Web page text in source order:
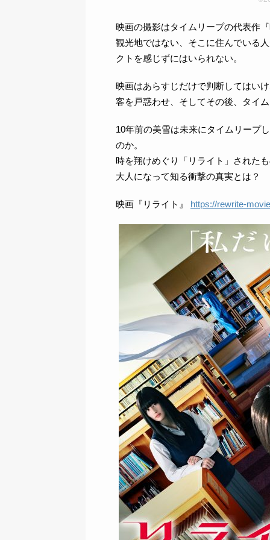
映画の撮影はタイムリープの代表作
観光地ではない、そこに住んでいる
クトを感じずにはいられない。
映画はあらすじだけで判断してはい
客を戸惑わせ、そしてその後、タイ
10年前の美雪は未来にタイムリープ
のか。
時を翔けめぐり「リライト」された
大人になって知る衝撃の真実とは？
映画『リライト』 https://rewrite-